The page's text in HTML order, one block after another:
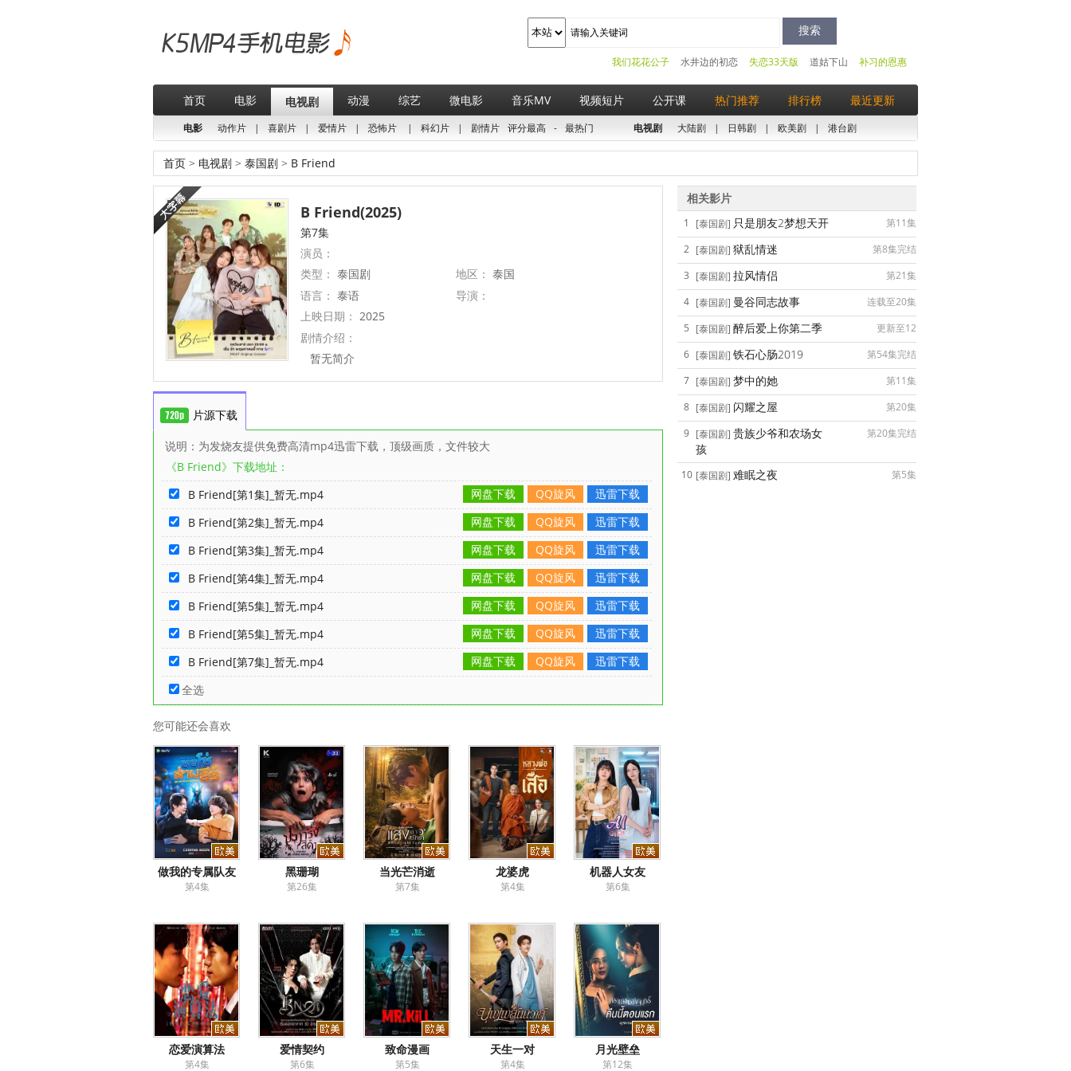
补习的恩惠
道姑下山
失恋33天版
水井边的初恋
我们花花公子
首页 电影 电视剧 动漫 综艺 微电影 音乐MV 视频短片 公开课 热门推荐 排行榜 最近更新
电影 动作片 | 喜剧片 | 爱情片 | 恐怖片 | 科幻片 | 剧情片 评分最高 - 最热门 电视剧 大陆剧 | 日韩剧 | 欧美剧 | 港台剧
首页 > 电视剧 > 泰国剧 > B Friend
B Friend(2025)
第7集
演员：
类型： 泰国剧 地区： 泰国
语言： 泰语
导演：
上映日期： 2025
剧情介绍：
暂无简介
片源下载
说明：为发烧友提供免费高清mp4迅雷下载，顶级画质，文件较大
《B Friend》下载地址：
B Friend[第1集]_暂无.mp4
迅雷下载
QQ旋风
网盘下载
B Friend[第2集]_暂无.mp4
迅雷下载
QQ旋风
网盘下载
B Friend[第3集]_暂无.mp4
迅雷下载
QQ旋风
网盘下载
B Friend[第4集]_暂无.mp4
迅雷下载
QQ旋风
网盘下载
B Friend[第5集]_暂无.mp4
迅雷下载
QQ旋风
网盘下载
B Friend[第5集]_暂无.mp4
迅雷下载
QQ旋风
网盘下载
B Friend[第7集]_暂无.mp4
迅雷下载
QQ旋风
网盘下载
全选
您可能还会喜欢
做我的专属队友
第4集
黑珊瑚
第26集
当光芒消逝
第7集
龙婆虎
第4集
机器人女友
第6集
恋爱演算法
第4集
爱情契约
第6集
致命漫画
第5集
天生一对
第4集
月光壁垒
第12集
相关影片
1 [泰国剧] 只是朋友2梦想天开
第11集
2 [泰国剧] 狱乱情迷
第8集完结
3 [泰国剧] 拉风情侣
第21集
4 [泰国剧] 曼谷同志故事
连载至20集
5 [泰国剧] 醉后爱上你第二季
更新至12
6 [泰国剧] 铁石心肠2019
第54集完结
7 [泰国剧] 梦中的她
第11集
8 [泰国剧] 闪耀之屋
第20集
9 [泰国剧] 贵族少爷和农场女
孩
第20集完结
10 [泰国剧] 难眠之夜 第5集